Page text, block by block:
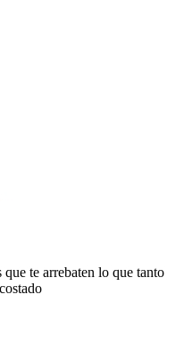
te arrebaten lo que tanto